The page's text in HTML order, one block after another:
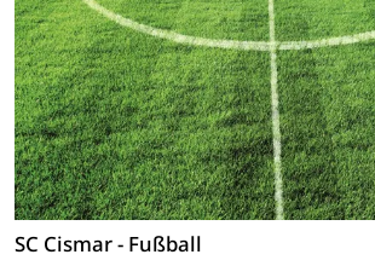
SC Cismar - Fußball